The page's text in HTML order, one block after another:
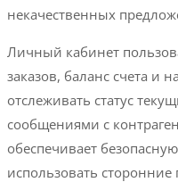
некачественных
Личный кабинет
заказов, баланс счета и
отслеживать статус
сообщениями с
обеспечивает
использовать